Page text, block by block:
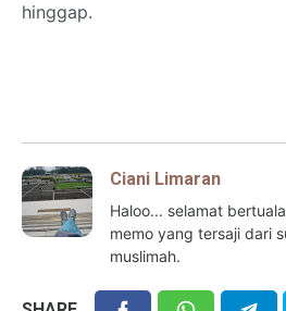
hinggap.
Ciani Limaran
Haloo... selamat
memo yang tersaji dari
muslimah.